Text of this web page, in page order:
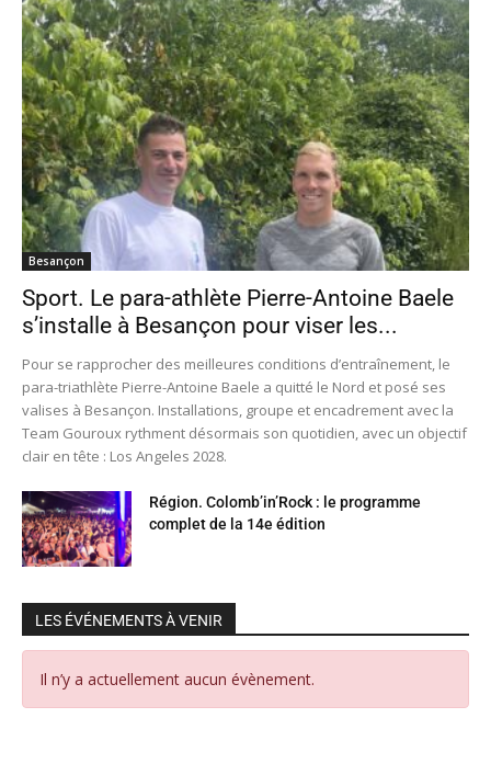
Besançon
Sport. Le para-athlète Pierre-Antoine Baele
s’installe à Besançon pour viser les...
Pour se rapprocher des meilleures conditions d’entraînement, le
para-triathlète Pierre-Antoine Baele a quitté le Nord et posé ses
valises à Besançon. Installations, groupe et encadrement avec la
Team Gouroux rythment désormais son quotidien, avec un objectif
clair en tête : Los Angeles 2028.
Région. Colomb’in’Rock : le programme
complet de la 14e édition
LES ÉVÉNEMENTS À VENIR
Il n’y a actuellement aucun évènement.